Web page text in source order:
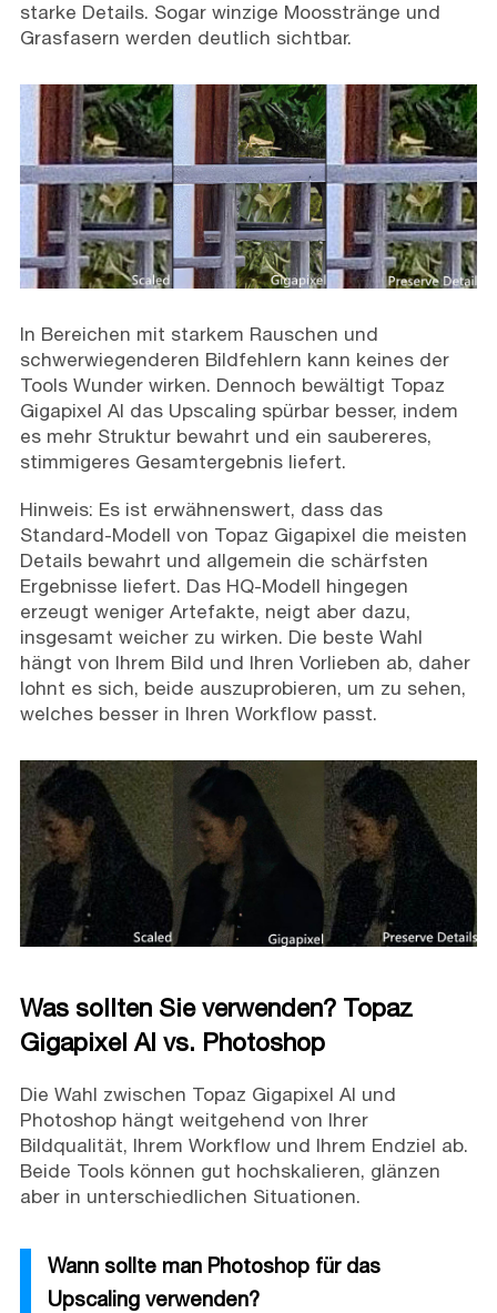
starke Details. Sogar winzige Moosstränge und
Grasfasern werden deutlich sichtbar.
In Bereichen mit starkem Rauschen und
schwerwiegenderen Bildfehlern kann keines der
Tools Wunder wirken. Dennoch bewältigt Topaz
Gigapixel AI das Upscaling spürbar besser, indem
es mehr Struktur bewahrt und ein saubereres,
stimmigeres Gesamtergebnis liefert.
Hinweis: Es ist erwähnenswert, dass das
Standard-Modell von Topaz Gigapixel die meisten
Details bewahrt und allgemein die schärfsten
Ergebnisse liefert. Das HQ-Modell hingegen
erzeugt weniger Artefakte, neigt aber dazu,
insgesamt weicher zu wirken. Die beste Wahl
hängt von Ihrem Bild und Ihren Vorlieben ab, daher
lohnt es sich, beide auszuprobieren, um zu sehen,
welches besser in Ihren Workflow passt.
Was sollten Sie verwenden? Topaz
Gigapixel AI vs. Photoshop
Die Wahl zwischen Topaz Gigapixel AI und
Photoshop hängt weitgehend von Ihrer
Bildqualität, Ihrem Workflow und Ihrem Endziel ab.
Beide Tools können gut hochskalieren, glänzen
aber in unterschiedlichen Situationen.
Wann sollte man Photoshop für das
Upscaling verwenden?